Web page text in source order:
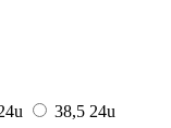
38,5 24u